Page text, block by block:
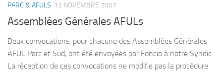
PARC & AFULS 12 NOVEMBRE 2007
Assemblées Générales AFULs
Deux convocations, pour chacune des Assemblées Générales
AFUL Parc et Sud, ont été envoyées par Foncia à notre Syndic.
La réception de ces convocations ne modifie pas la procédure